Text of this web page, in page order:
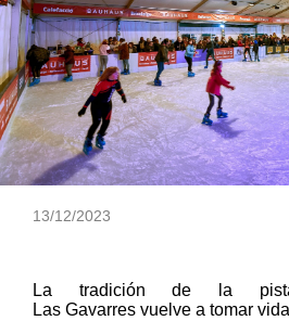
13/12/2023
La tradición de la
Las Gavarres vuelve a tomar